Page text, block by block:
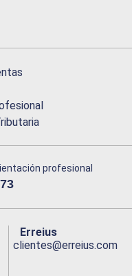
profesional
Erreius
clientes@erreius.com